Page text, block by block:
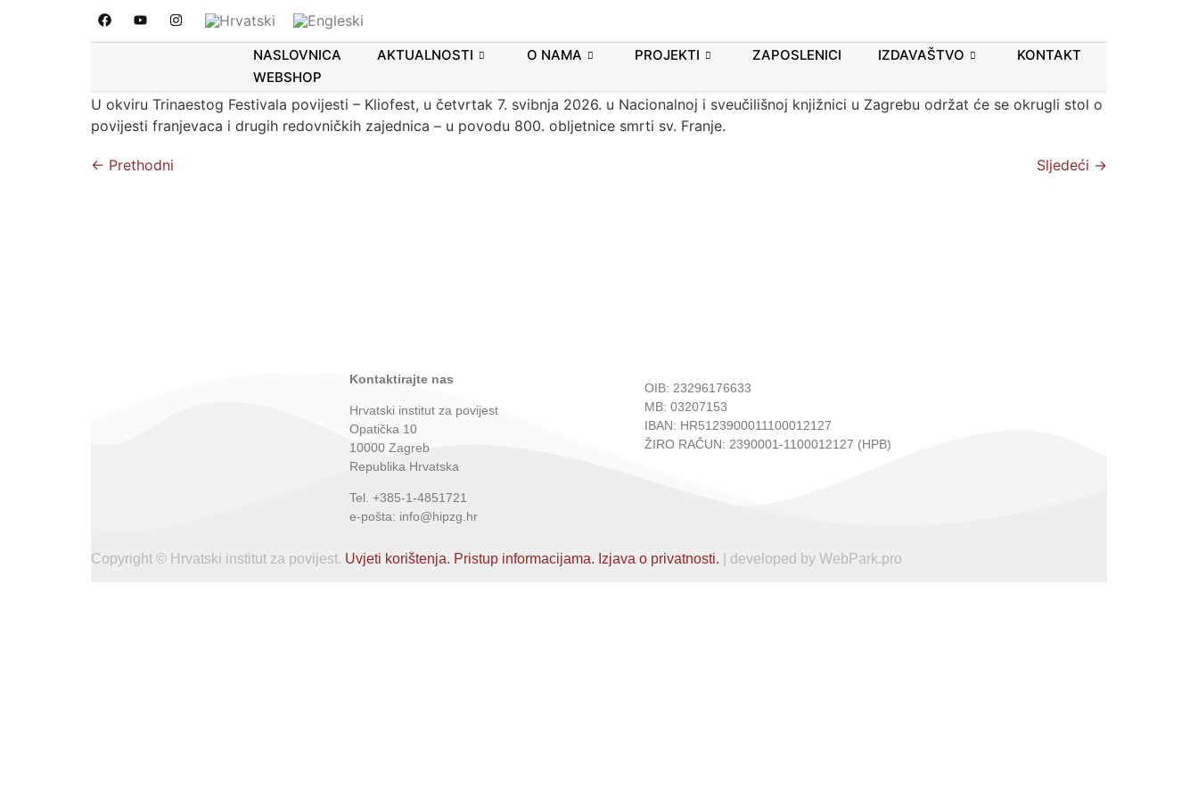
NASLOVNICA AKTUALNOSTI O NAMA PROJEKTI ZAPOSLENICI IZDAVAŠTVO
KONTAKT
WEBSHOP
Kliofest – okrugli stol: Povijest franjevaca i drugih redovničkih zajednica – u
povodu 800. obljetnice smrti sv. Franje
U okviru Trinaestog Festivala povijesti – Kliofest, u četvrtak 7. svibnja 2026. u Nacionalnoj i sveučilišnoj knjižnici u Zagrebu održat će se okrugli stol o
povijesti franjevaca i drugih redovničkih zajednica – u povodu 800. obljetnice smrti sv. Franje.
← Prethodni Sljedeći →
Kontaktirajte nas
Hrvatski institut za povijest
Opatička 10
10000 Zagreb
Republika Hrvatska
Tel. +385-1-4851721
e-pošta: info@hipzg.hr
OIB: 23296176633
MB: 03207153
IBAN: HR5123900011100012127
ŽIRO RAČUN: 2390001-1100012127 (HPB)
Copyright © Hrvatski institut za povijest. Uvjeti korištenja. Pristup informacijama. Izjava o privatnosti. | developed by WebPark.pro